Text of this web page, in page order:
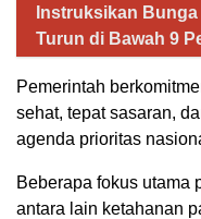
Instruksikan Bunga
Turun di Bawah 9
Pemerintah
sehat, tepat sasaran,
agenda prioritas
Beberapa fokus utama
antara lain ketahanan